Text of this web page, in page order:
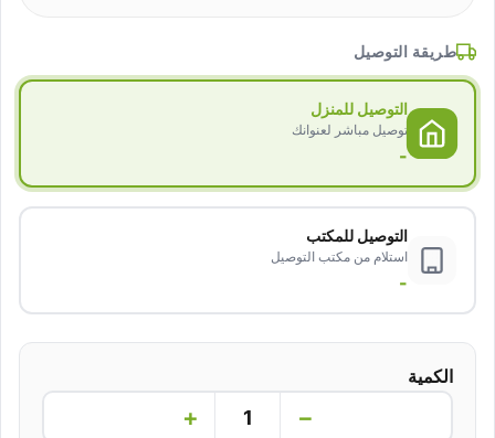
طريقة التوصيل
التوصيل للمنزل
توصيل مباشر لعنوانك
-
التوصيل للمكتب
استلام من مكتب التوصيل
-
الكمية
−
+